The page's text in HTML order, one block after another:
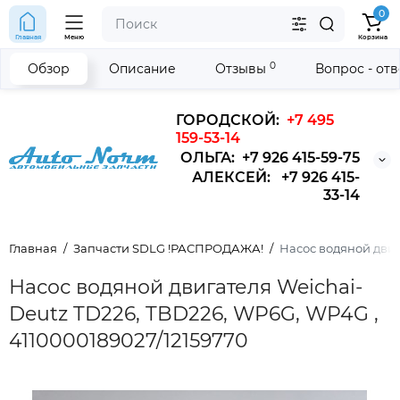
ГОРОДСКОЙ: +7 495
159-53-14
ОЛЬГА: +7 926 415-59-75
АЛЕКСЕЙ: +7 926 415-
33-14
Главная Меню
0
Корзина
Главная Запчасти SDLG !РАСПРОДАЖА! Насос водяной
Насос водяной двигателя Weichai-
Deutz TD226, TBD226, WP6G, WP4G ,
4110000189027/12159770
Обзор Описание Отзывы 0 Вопрос -